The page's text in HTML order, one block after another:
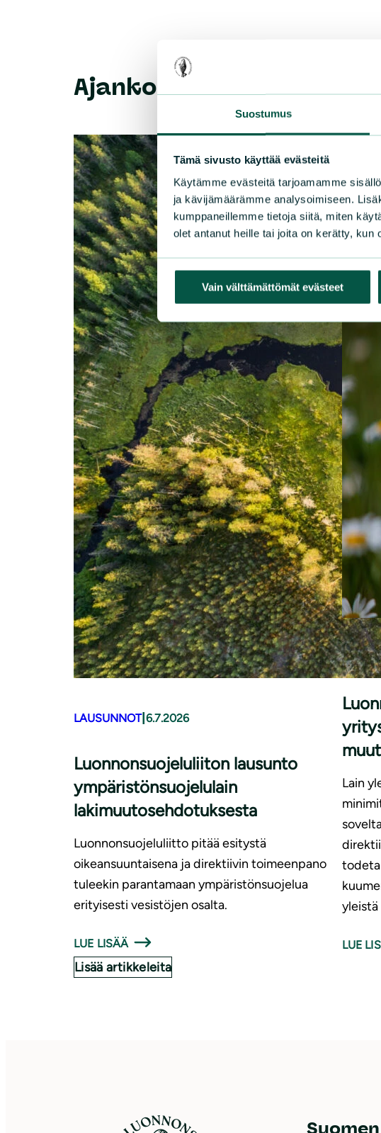
Suostumus
Tämä sivusto käyttää evästeitä
Käytämme evästeitä tarjoamamme
ja kävijämäärämme analysoimiseen.
kumppaneillemme tietoja siitä, miten
olet antanut heille tai joita on kerätty, kun
Vain välttämättömät evästeet
Ajankohtaista
LAUSUNNOT| 6.7.2026
Luonnonsuojeluliiton lausunto
ympäristönsuojelulain
lakimuutosehdotuksesta
Luonnonsuojeluliitto pitää esitystä
oikeansuuntaisena ja direktiivin toimeenpano
tuleekin parantamaan ympäristönsuojelua
erityisesti vesistöjen osalta.
LUE LISÄÄ
Lain
todeta
LUE
Lisää artikkeleita